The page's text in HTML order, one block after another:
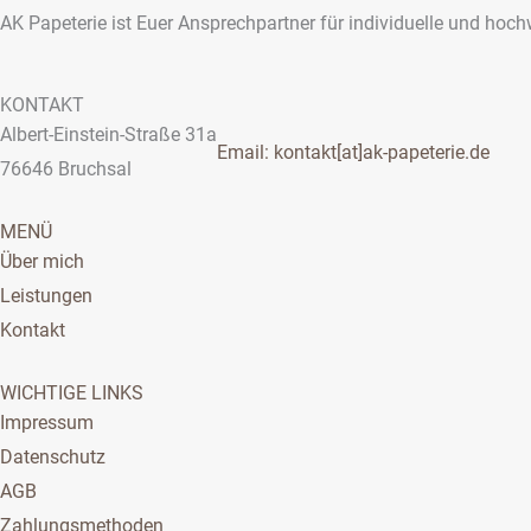
AK Papeterie ist Euer Ansprechpartner für individuelle und
KONTAKT
Albert-Einstein-Straße 31a
76646 Bruchsal
Email: kontakt[at]ak-papeterie.de
MENÜ
Über mich
Leistungen
Kontakt
WICHTIGE LINKS
Impressum
Datenschutz
AGB
Zahlungsmethoden